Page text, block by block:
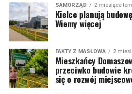
SAMORZĄD 2 miesiące
Kielce planują
Wiemy więcej
FAKTY Z MASŁOWA 2
Mieszkańcy
przeciwko budowie
się o rozwój